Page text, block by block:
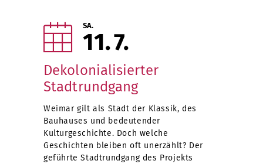
SA.
11 7
Dekolonialisierter
Stadtrundgang
Weimar gilt als Stadt der Klassik, des
Bauhauses und bedeutender
Kulturgeschichte. Doch welche
Geschichten bleiben oft unerzählt? Der
geführte Stadtrundgang des Projekts